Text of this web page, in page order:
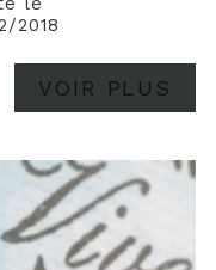
2018
VOIR PLUS